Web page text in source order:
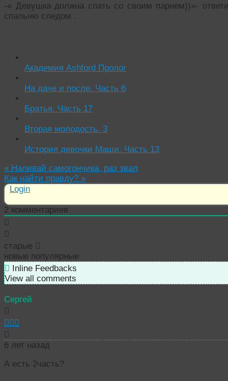
-« Девушка должна спать со своим парнем))»-
спальню следом .
Академия Ashford Пролог
На даче и после. Часть 6
Братья. Часть 17
Вторая молодость. 3
История девочки Маши. Часть 13
« Наливай самогончика, раз звал
Как найти правду? »
Login
2 комментариев
старые
новые популярные
Inline Feedbacks
View all comments
Сергей
6 лет назад
А есть 2часть?